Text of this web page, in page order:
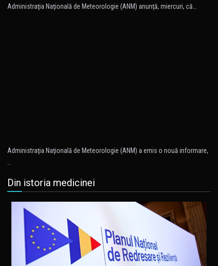
Administraţia Naţională de Meteorologie (ANM) anunţă, miercuri, că…
Administraţia Naţională de Meteorologie (ANM) a emis o nouă informare,
…
Din istoria medicinei